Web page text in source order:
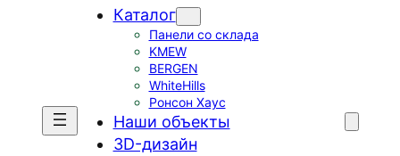
Каталог
Панели со склада
KMEW
BERGEN
WhiteHills
Ронсон Хаус
Наши объекты
3D-дизайн